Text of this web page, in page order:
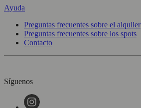
Ayuda
Preguntas frecuentes sobre el alquiler
Preguntas frecuentes sobre los spots
Contacto
Síguenos